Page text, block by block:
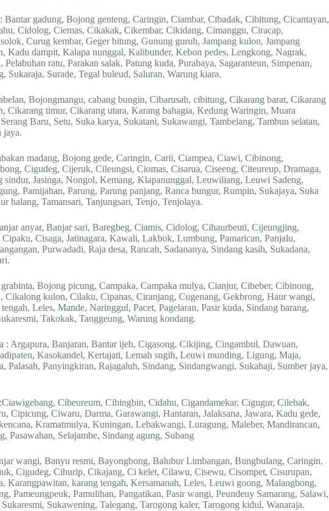
Bantar gadung, Bojong genteng, Caringin, Ciambar, Cibadak, Cibitung, Cicantayan,
Cidolog, Ciemas, Cikakak, Cikembar, Cikidang, Cimanggu, Ciracap,
Curug kembar, Geger bitung, Gunung guruh, Jampang kulon, Jampang
Kadu dampit, Kalapa nunggal, Kalibunder, Kebon pedes, Lengkong, Nagrak,
ratu, Parakan salak, Patung kuda, Purabaya, Sagaranteun, Simpenan,
Sukaraja, Surade, Tegal buleud, Saluran, Warung kiara.
Bojongmangu, cabang bungin, Cibarusah, cibitung, Cikarang barat, Cikarang
Cikarang timur, Cikarang utara, Karang bahagia, Kedung Waringin, Muara
Baru, Setu, Suka karya, Sukatani, Sukawangi, Tambelang, Tambun selatan,
jaya.
madang, Bojong gede, Caringin, Carii, Ciampea, Ciawi, Cibinong,
Cigudeg, Cijeruk, Cileungsi, Ciomas, Cisarua, Ciseeng, Citeureup, Dramaga,
sindur, Jasinga, Nongol, Kemang, Klapanunggal, Leuwiliang, Leuwi Sadeng,
Pamijahan, Parung, Parung panjang, Ranca bungur, Rumpin, Sukajaya, Suka
halang, Tamansari, Tanjungsari, Tenjo, Tenjolaya.
anyar, Banjar sari, Baregbeg, Ciamis, Cidolog, Cihaurbeuti, Cijeungjing,
Cisaga, Jatinagara, Kawali, Lakbok, Lumbung, Pamarican, Panjalu,
Purwadadi, Raja desa, Rancah, Sadananya, Sindang kasih, Sukadana,
Bojong picung, Campaka, Campaka mulya, Cianjur, Cibeber, Cibinong,
Cikalong kulon, Cilaku, Cipanas, Ciranjang, Cugenang, Gekbrong, Haur wangi,
Leles, Mande, Naringgul, Pacet, Pagelaran, Pasir kuda, Sindang barang,
Takokak, Tanggeung, Warung kondang.
: Argapura, Banjaran, Bantar ijeh, Cigasong, Cikijing, Cingambul, Dawuan,
Kasokandel, Kertajati, Lemah sugih, Leuwi munding, Ligung, Maja,
Palasah, Panyingkiran, Rajagaluh, Sindang, Sindangwangi, Sukahaji, Sumber jaya,
Cibeureum, Cibingbin, Cidahu, Cigandamekar, Cigugur, Cilebak,
Cipicung, Ciwaru, Darma, Garawangi, Hantaran, Jalaksana, Jawara, Kadu gede,
Kramatmulya, Kuningan, Lebakwangi, Luragung, Maleber, Mandirancan,
Pasawahan, Selajambe, Sindang agung, Subang
wangi, Banyu resmi, Bayongbong, Balubur Limbangan, Bungbulang, Caringin,
Cigudeg, Cihurip, Cikajang, Ci kelet, Cilawu, Cisewu, Cisompet, Cisurupan,
Karangpawitan, karang tengah, Kersamanah, Leles, Leuwi goong, Malangbong,
Pameungpeuk, Pamulihan, Pangatikan, Pasir wangi, Peundeuy Samarang, Salawi,
Sukawening, Talegang, Tarogong kaler, Tarogong kidul, Wanaraja.